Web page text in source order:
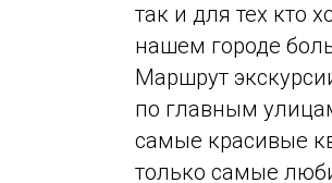
так и для тех кто
нашем городе
Маршрут
по главным
самые красивые
только самые